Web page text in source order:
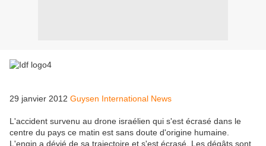
29 janvier 2012 Guysen International News
L'accident survenu au drone israélien qui s'est écrasé dans le
centre du pays ce matin est sans doute d'origine humaine.
L'engin a dévié de sa trajectoire et s'est écrasé. Les dégâts sont